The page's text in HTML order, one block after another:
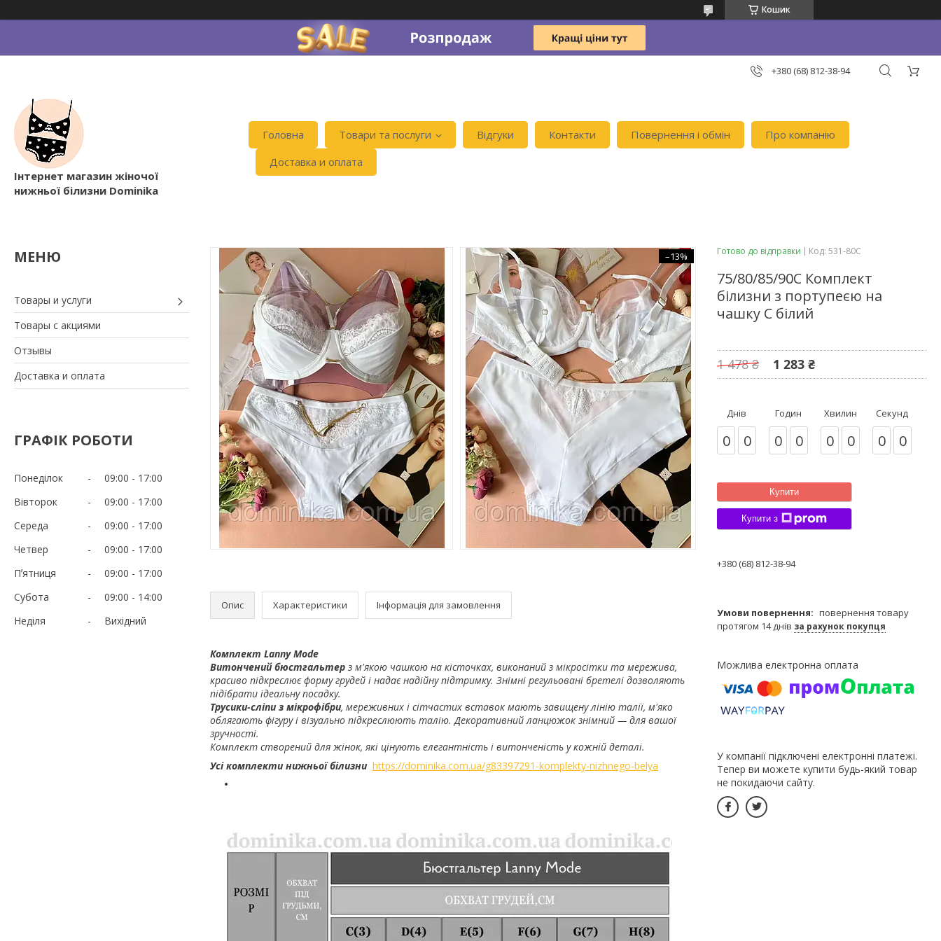
Кошик
+380 (68) 812-38-94
Інтернет магазин жіночої
нижньої білизни Dominika
Головна Товари та послуги Відгуки Контакти Повернення і обмін
Про компанію
Доставка и оплата
Товары и услуги
Товары с акциями
Отзывы
Доставка и оплата
ГРАФІК РОБОТИ
Понеділок 09:00
17:00
Вівторок
09:00
17:00
Середа
09:00
17:00
Четвер
09:00
17:00
Пʼятниця
09:00
17:00
Субота
09:00
14:00
Неділя
Вихідний
–13%
Опис Характеристики Інформація для замовлення
Комплект Lanny Mode
Витончений бюстгальтер з м'якою чашкою на кісточках, виконаний з мікросітки та мережива,
красиво підкреслює форму грудей і надає надійну підтримку. Знімні регульовані бретелі дозволяють
підібрати ідеальну посадку.
Трусики-сліпи з мікрофібри, мереживних і сітчастих вставок мають завищену лінію талії, м'яко
облягають фігуру і візуально підкреслюють талію. Декоративний ланцюжок знімний — для вашої
зручності.
Комплект створений для жінок, які цінують елегантність і витонченість у кожній деталі.
Усі комплекти нижньої білизни https://dominika.com.ua/g83397291-komplekty-nizhnego-belya
Готово до відправки Код: 531-80C
75/80/85/90С Комплект
білизни з портупеєю на
чашку С білий
1 478 ₴ 1 283 ₴
Днів
0 0
Годин
0 0
Хвилин
0 0
Секунд
0 0
Купити
Купити з
+380 (68) 812-38-94
повернення товару
протягом 14 днів за рахунок покупця
У компанії підключені електронні платежі.
Тепер ви можете купити будь-який товар
не покидаючи сайту.